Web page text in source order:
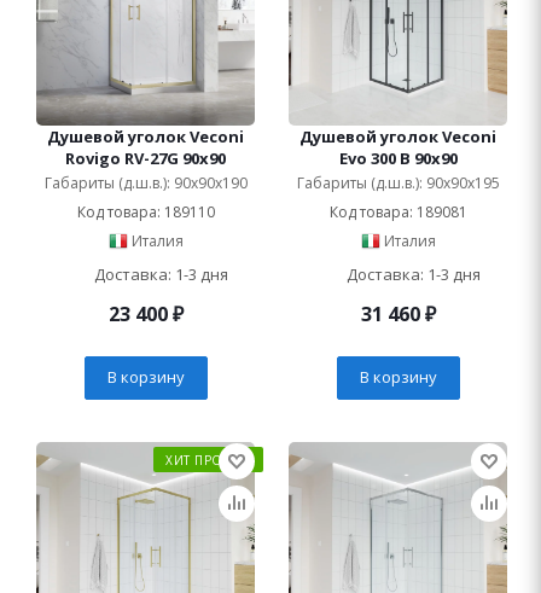
Душевой уголок Veconi
Rovigo RV-27G 90x90
Габариты (д.ш.в.): 90x90x190
Код товара: 189110
Италия
Доставка: 1-3 дня
23 400₽
В корзину
Душевой уголок Veconi
Evo 300 B 90x90
Габариты (д.ш.в.): 90x90x195
Код товара: 189081
Италия
Доставка: 1-3 дня
31 460₽
В корзину
ХИТ ПРОДАЖ